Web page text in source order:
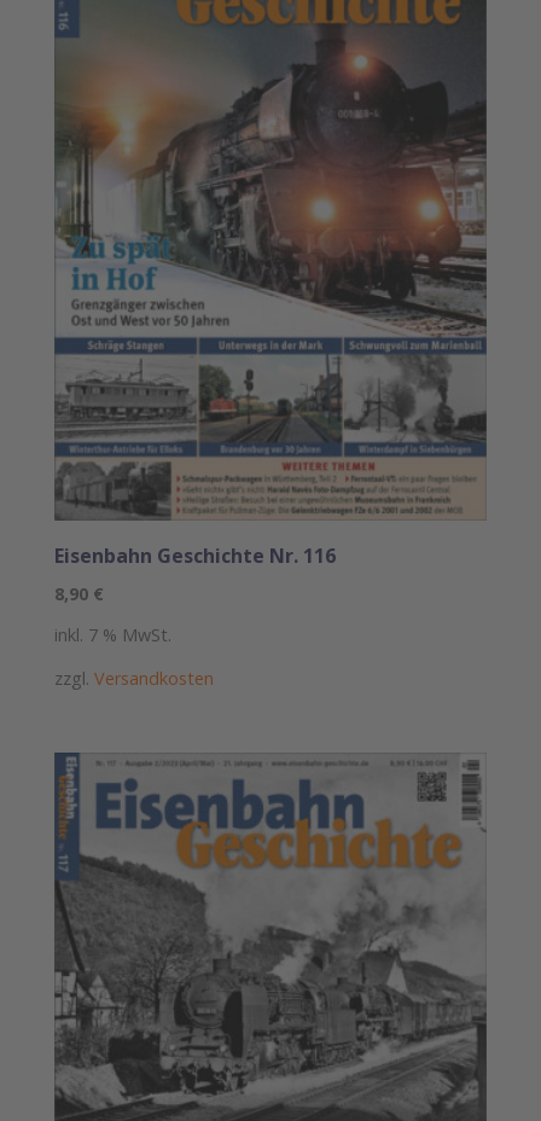
Eisenbahn Geschichte Nr. 116
8,90 €
inkl. 7 % MwSt.
zzgl. Versandkosten